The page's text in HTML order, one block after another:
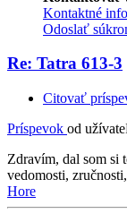
Kontaktné
Odoslať
Re: Tatra 613-3
Citovať
Príspevok od
Zdravím, dal som si
vedomosti,
Hore